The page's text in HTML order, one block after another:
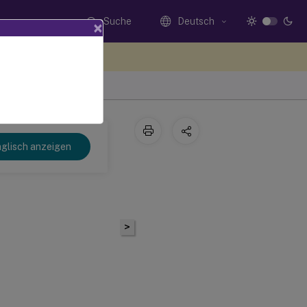
Suche Deutsch
anzeigen
>
×